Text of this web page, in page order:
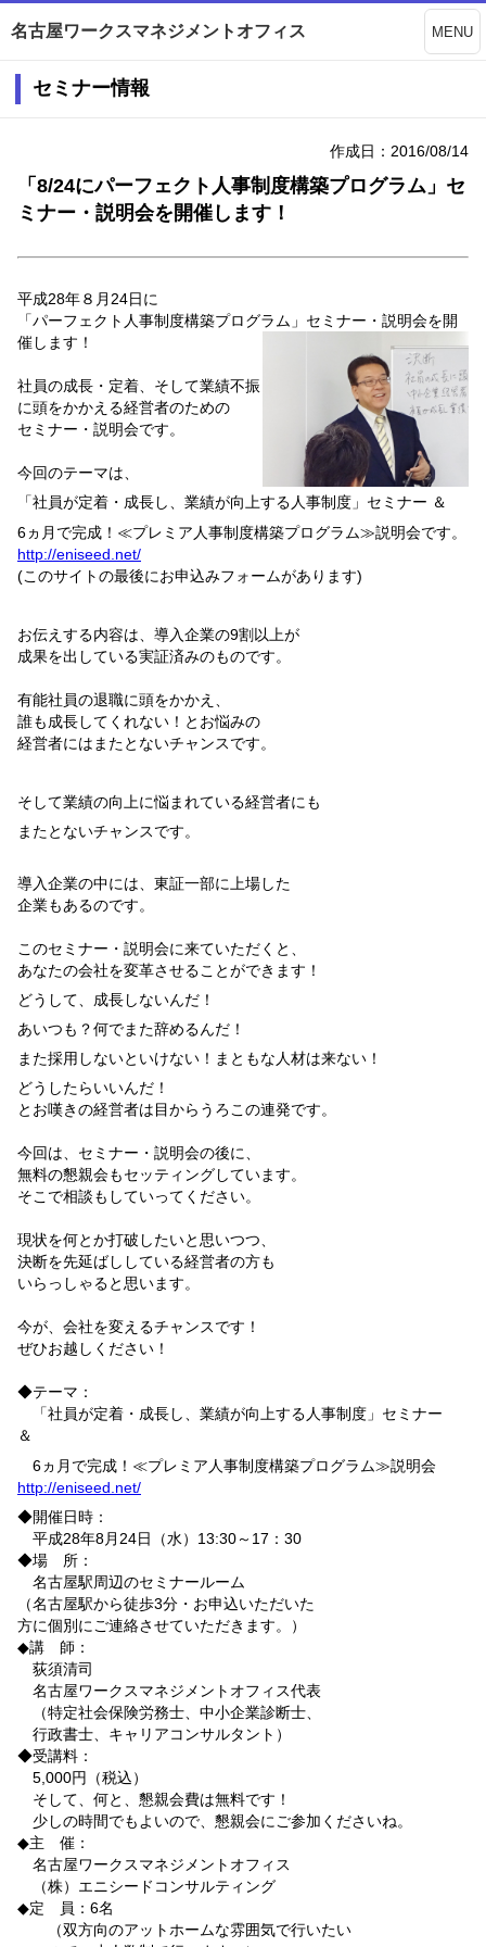
名古屋ワークスマネジメントオフィス MENU
セミナー情報
作成日：2016/08/14
「8/24にパーフェクト人事制度構築プログラム」セ
ミナー・説明会を開催します！
平成28年８月24日に
「パーフェクト人事制度構築プログラム」セミナー・説明会を開
催します！
社員の成長・定着、そして業績不振
に頭をかかえる経営者のための
セミナー・説明会です。
今回のテーマは、
「社員が定着・成長し、業績が向上する人事制度」セミナー ＆
6ヵ月で完成！≪プレミア人事制度構築プログラム≫説明会です。
http://eniseed.net/
(このサイトの最後にお申込みフォームがあります)
お伝えする内容は、導入企業の9割以上が
成果を出している実証済みのものです。
有能社員の退職に頭をかかえ、
誰も成長してくれない！とお悩みの
経営者にはまたとないチャンスです。
そして業績の向上に悩まれている経営者にも
またとないチャンスです。
導入企業の中には、東証一部に上場した
企業もあるのです。
このセミナー・説明会に来ていただくと、
あなたの会社を変革させることができます！
どうして、成長しないんだ！
あいつも？何でまた辞めるんだ！
また採用しないといけない！まともな人材は来ない！
どうしたらいいんだ！
とお嘆きの経営者は目からうろこの連発です。
今回は、セミナー・説明会の後に、
無料の懇親会もセッティングしています。
そこで相談もしていってください。
現状を何とか打破したいと思いつつ、
決断を先延ばししている経営者の方も
いらっしゃると思います。
今が、会社を変えるチャンスです！
ぜひお越しください！
◆テーマ：
「社員が定着・成長し、業績が向上する人事制度」セミナー
＆
6ヵ月で完成！≪プレミア人事制度構築プログラム≫説明会
http://eniseed.net/
◆開催日時：
平成28年8月 24日（水） 13:30～ 17 ： 30
◆場 所：
名古屋駅周辺のセミナールーム
（名古屋駅から徒歩3分・お申込いただいた
方に個別にご連絡させていただきます。）
◆講 師：
荻須清司
名古屋ワークスマネジメントオフィス代表
（特定社会保険労務士、中小企業診断士、
行政書士、キャリアコンサルタント）
◆受講料：
5,000円（税込）
そして、何と、懇親会費は無料です！
少しの時間でもよいので、懇親会にご参加くださいね。
◆主 催：
名古屋ワークスマネジメントオフィス
（株）エニシードコンサルティング
◆定 員： 6名
（双方向のアットホームな雰囲気で行いたい